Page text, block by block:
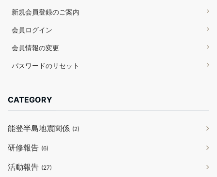
新規会員登録のご案内
会員ログイン
会員情報の変更
パスワードのリセット
CATEGORY
能登半島地震関係 (2)
研修報告 (6)
活動報告 (27)